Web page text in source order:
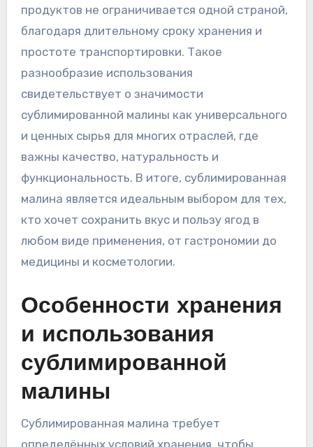
продуктов не ограничивается одной страной,
благодаря длительному сроку хранения и
простоте транспортировки. Такое
разнообразие использования
свидетельствует о значимости
сублимированной малины как универсального
и ценных сырья для многих отраслей, где
важны качество, натуральность и
функциональность. В итоге, сублимированная
малина является идеальным выбором для тех,
кто хочет сохранить вкус и пользу ягод в
любом виде применения, от гастрономии до
медицины и косметологии.
Особенности хранения
и использования
сублимированной
малины
Сублимированная малина требует
определённых условий хранения, чтобы